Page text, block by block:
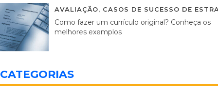
AVALIAÇÃO, CASOS DE SUCESSO DE
Como fazer um currículo original? Conheça os
melhores exemplos
CATEGORIAS